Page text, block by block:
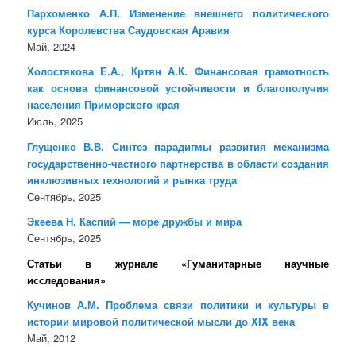
Пархоменко А.П. Изменение внешнего политического
курса Королевства Саудовская Аравия
Май, 2024
Холостякова Е.А., Кртян А.К. Финансовая грамотность
как основа финансовой устойчивости и благополучия
населения Приморского края
Июль, 2025
Глущенко В.В. Синтез парадигмы развития механизма
государственно-частного партнерства в области создания
инклюзивных технологий и рынка труда
Сентябрь, 2025
Экеева Н. Каспий — море дружбы и мира
Сентябрь, 2025
Статьи в журнале «Гуманитарные научные
исследования»
Кучинов А.М. Проблема связи политики и культуры в
истории мировой политической мысли до XIX века
Май, 2012